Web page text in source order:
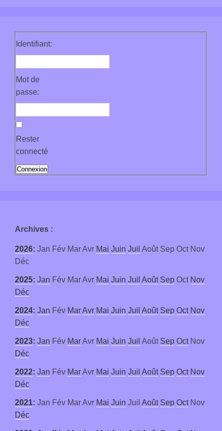
Identifiant:
Mot de
passe:
Rester
connecté
Connexion
Archives :
2026: Jan Fév MarAvr Mai Juin Juil Août Sep Oct Nov
Déc
2025: Jan Fév MarAvr Mai Juin Juil Août Sep Oct Nov
Déc
2024: Jan Fév MarAvr Mai Juin Juil Août Sep Oct Nov
Déc
2023: Jan Fév MarAvr Mai Juin Juil Août Sep Oct Nov
Déc
2022: Jan Fév MarAvr Mai Juin Juil Août Sep Oct Nov
Déc
2021: Jan Fév MarAvr Mai Juin Juil Août Sep Oct Nov
Déc